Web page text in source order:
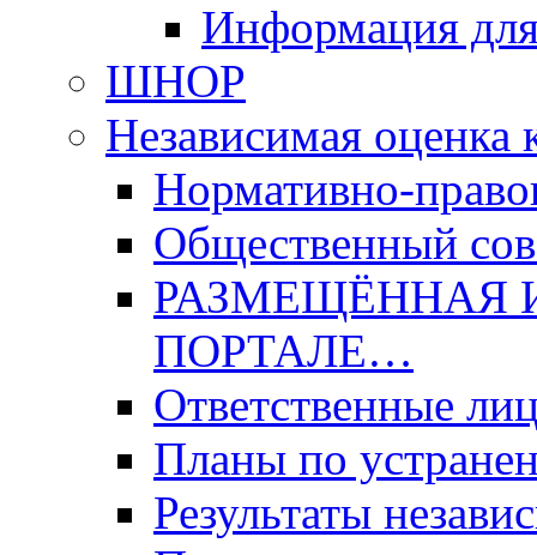
Информация
ШНОР
Независимая оценка
Нормативно-
Общественный
РАЗМЕЩЁННАЯ
ПОРТАЛЕ…
Ответственные
Планы по
Результаты